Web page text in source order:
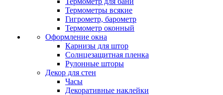
Термометры всякие
Гигрометр, барометр
Термометр оконный
Оформление окна
Карнизы для штор
Солнцезащитная пленка
Рулонные шторы
Декор для стен
Часы
Декоративные наклейки